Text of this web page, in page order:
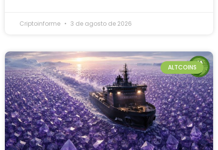
Criptoinforme 3 de agosto de 2026
ALTCOINS